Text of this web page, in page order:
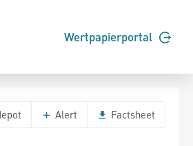
Wertpapierportal
Alert Factsheet